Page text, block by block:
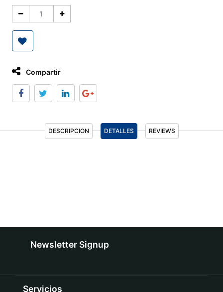
Compartir
DESCRIPCION DETALLES REVIEWS
Newsletter Signup
Servicios